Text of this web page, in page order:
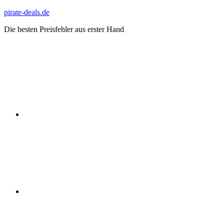
Zum
springen
pirate-deals.de
Die besten Preisfehler aus erster Hand